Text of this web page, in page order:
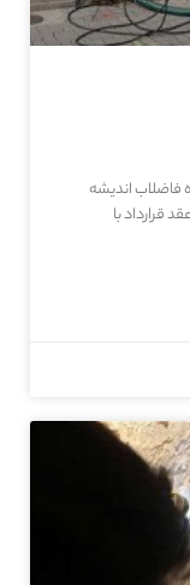
فاضلاب اندیشه
قرارداد با